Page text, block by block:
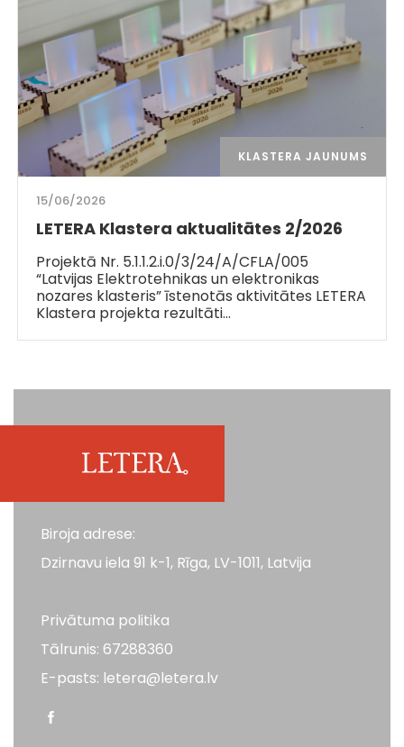
KLASTERA JAUNUMS
15/06/2026
LETERA Klastera aktualitātes 2/2026
Projektā Nr. 5.1.1.2.i.0/3/24/A/CFLA/005
“Latvijas Elektrotehnikas un elektronikas
nozares klasteris” īstenotās aktivitātes LETERA
Klastera projekta rezultāti…
Biroja adrese:
Dzirnavu iela 91 k-1, Rīga, LV-1011, Latvija
Privātuma politika
Tālrunis: 67288360
E-pasts: letera@letera.lv